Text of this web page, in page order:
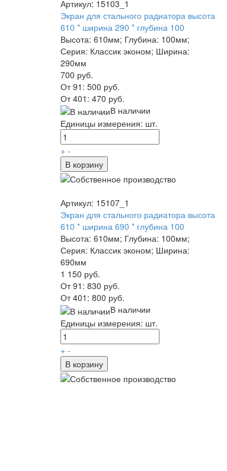
Артикул: 15103_1
Экран для стального радиатора высота
610 * ширина 290 * глубина 100
Высота: 610мм; Глубина: 100мм;
Серия: Классик эконом; Ширина:
290мм
700 руб.
От 91: 500 руб.
От 401: 470 руб.
В наличии
Единицы измерения: шт.
+ -
В корзину
Артикул: 15107_1
Экран для стального радиатора высота
610 * ширина 690 * глубина 100
Высота: 610мм; Глубина: 100мм;
Серия: Классик эконом; Ширина:
690мм
1 150 руб.
От 91: 830 руб.
От 401: 800 руб.
В наличии
Единицы измерения: шт.
+ -
В корзину